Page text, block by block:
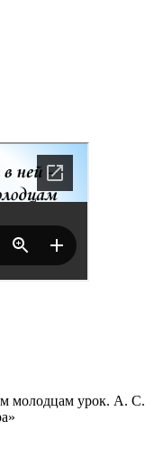
молодцам урок. А. С.